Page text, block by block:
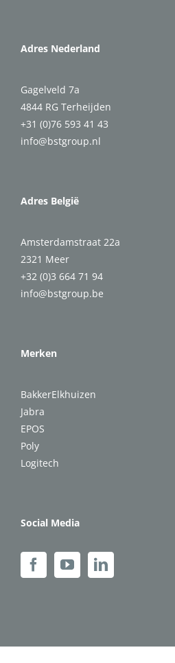
Adres Nederland
Gagelveld 7a
4844 RG Terheijden
+31 (0)76 593 41 43
info@bstgroup.nl
Adres België
Amsterdamstraat 22a
2321 Meer
+32 (0)3 664 71 94
info@bstgroup.be
Merken
BakkerElkhuizen
Jabra
EPOS
Poly
Logitech
Social Media